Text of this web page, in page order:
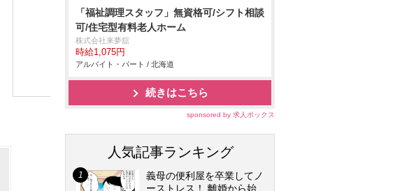
「福祉調理スタッフ」無資格可/シフト相談
可/住宅型有料老人ホーム
株式会社来夢舘
時給1,075円
アルバイト・パート / 北海道
続きはこちら
sponsored by 求人ボックス
人気記事ランキング
義母の便利屋を卒業してノ
ーストレス！ 離婚から始